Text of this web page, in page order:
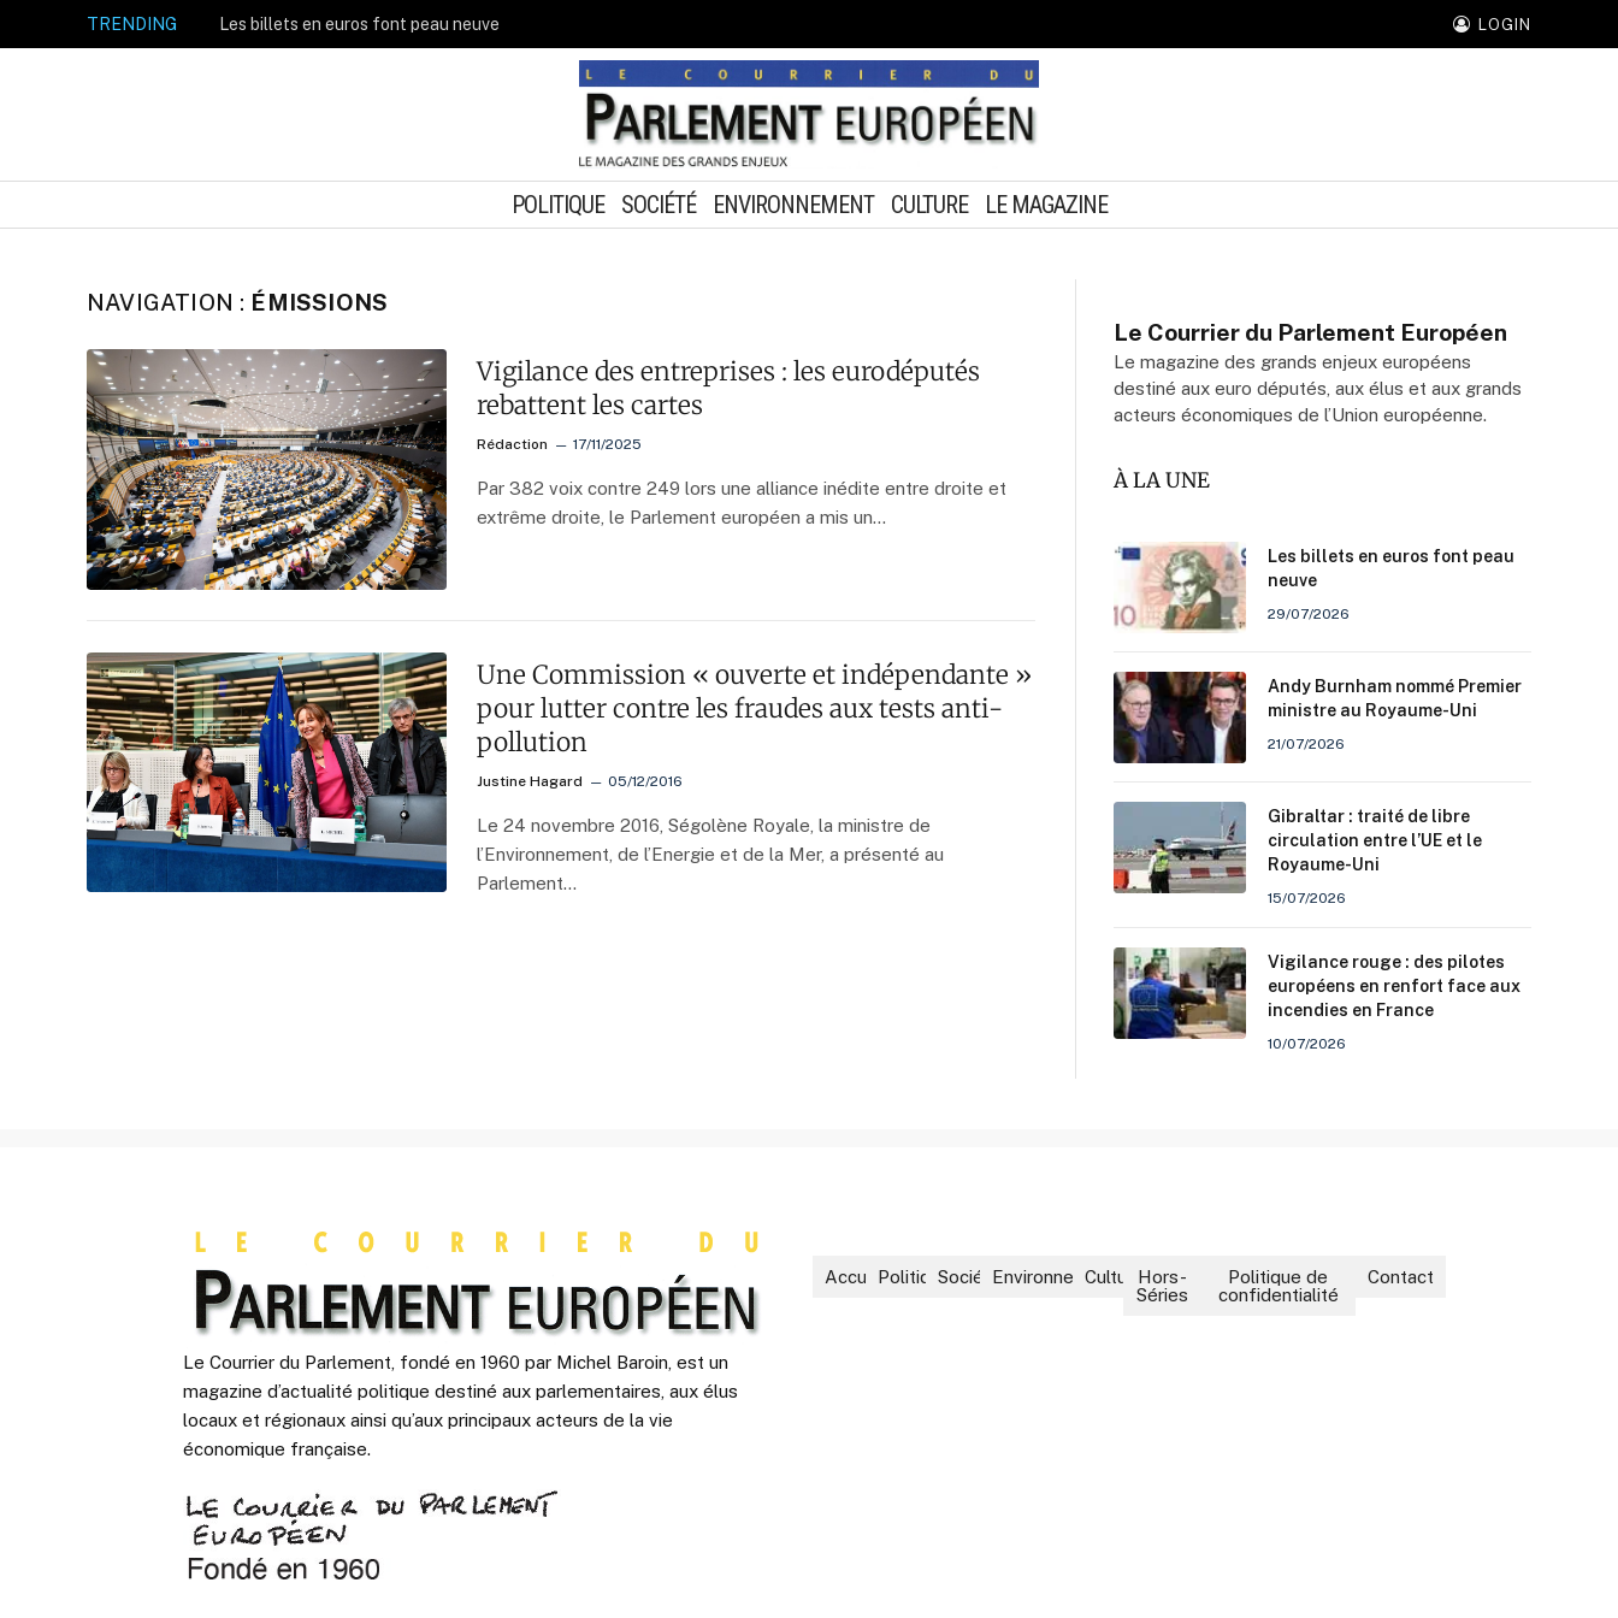
TRENDING Les billets en euros font peau neuve LOGIN
POLITIQUE SOCIÉTÉ ENVIRONNEMENT CULTURE LE MAGAZINE
NAVIGATION : ÉMISSIONS
Vigilance des entreprises : les eurodéputés
rebattent les cartes
Rédaction 17/11/2025
Par 382 voix contre 249 lors une alliance inédite entre droite et
extrême droite, le Parlement européen a mis un…
Une Commission « ouverte et indépendante »
pour lutter contre les fraudes aux tests anti-
pollution
Justine Hagard 05/12/2016
Le 24 novembre 2016, Ségolène Royale, la ministre de
l’Environnement, de l’Energie et de la Mer, a présenté au
Parlement…
Le Courrier du Parlement Européen
Le magazine des grands enjeux européens
destiné aux euro députés, aux élus et aux grands
acteurs économiques de l’Union européenne.
À LA UNE
Les billets en euros font peau
neuve
29/07/2026
Andy Burnham nommé Premier
ministre au Royaume-Uni
21/07/2026
Gibraltar : traité de libre
circulation entre l’UE et le
Royaume-Uni
15/07/2026
Vigilance rouge : des pilotes
européens en renfort face aux
incendies en France
10/07/2026
Le Courrier du Parlement, fondé en 1960 par Michel Baroin, est un
magazine d’actualité politique destiné aux parlementaires, aux élus
locaux et régionaux ainsi qu’aux principaux acteurs de la vie
économique française.
AccueilPolitiqueSociétéEnvironnementCultureHors-
Séries
Politique de
confidentialité
Contact